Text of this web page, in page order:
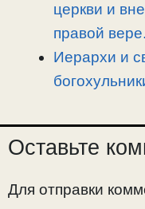
церкви и
правой вере.
Иерархи и
Оставьте
Для отправки